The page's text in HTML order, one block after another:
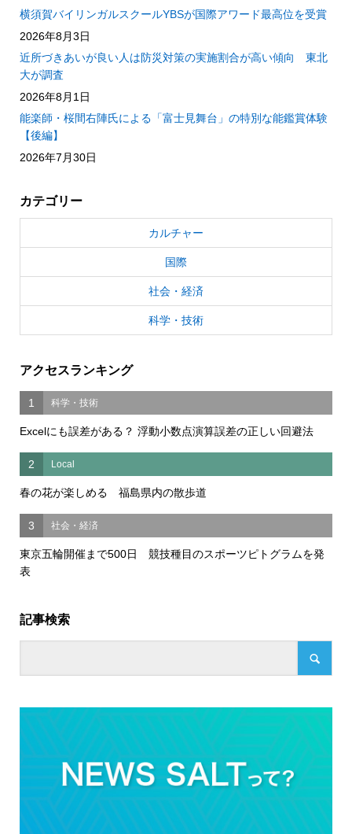
横須賀バイリンガルスクールYBSが国際アワード最高位を受賞
2026年8月3日
近所づきあいが良い人は防災対策の実施割合が高い傾向 東北
大が調査
2026年8月1日
能楽師・桜間右陣氏による「富士見舞台」の特別な能鑑賞体験
【後編】
2026年7月30日
カテゴリー
カルチャー
国際
社会・経済
科学・技術
アクセスランキング
1 科学・技術
Excelにも誤差がある？ 浮動小数点演算誤差の正しい回避法
2 Local
春の花が楽しめる 福島県内の散歩道
3 社会・経済
東京五輪開催まで500日 競技種目のスポーツピトグラムを発
表
記事検索